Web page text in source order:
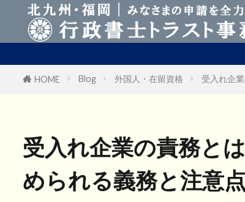
HOME Blog 外国人・在留資格 受入れ企
受入れ企業の責務と
められる義務と注意点